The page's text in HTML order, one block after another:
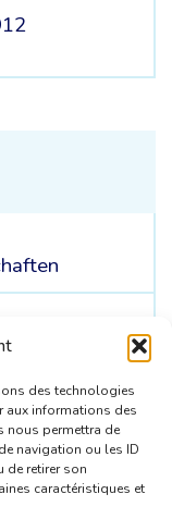
des technologies
aux informations des
nous permettra de
navigation ou les ID
de retirer son
caractéristiques et